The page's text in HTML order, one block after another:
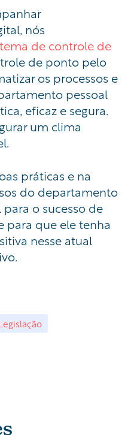
, nós
de controle de
de ponto pelo
os processos e
pessoal
eficaz e segura.
um clima
práticas e na
do departamento
o sucesso de
para que ele tenha
nesse atual